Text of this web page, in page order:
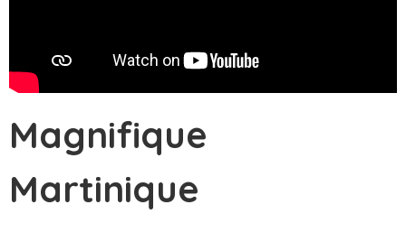
Magnifique
Martinique